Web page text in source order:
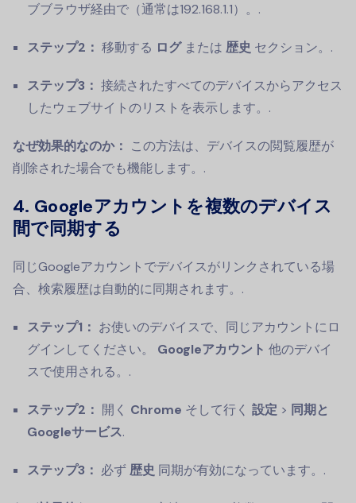
ブブラウザ経由で（通常は192.168.1.1）。.
ステップ2： 移動する ログまたは 歴史 セクション。.
ステップ3： 接続されたすべてのデバイスからアクセス
したウェブサイトのリストを表示します。.
なぜ効果的なのか： この方法は、デバイスの閲覧履歴が
削除された場合でも機能します。.
4. Googleアカウントを複数のデバイス
間で同期する
同じGoogleアカウントでデバイスがリンクされている場
合、検索履歴は自動的に同期されます。.
ステップ1： お使いのデバイスで、同じアカウントにロ
グインしてください。 Googleアカウント 他のデバイ
スで使用される。.
ステップ2： 開く Chrome そして行く 設定 > 同期と
Googleサービス.
ステップ3： 必ず歴史 同期が有効になっています。.